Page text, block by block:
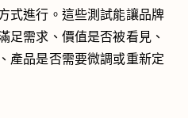
式進行。這些測試能讓品牌
足需求、價值是否被看見、
產品是否需要微調或重新定